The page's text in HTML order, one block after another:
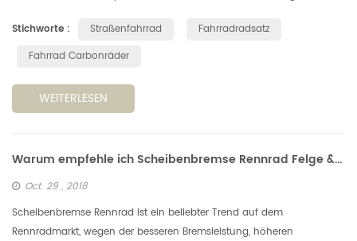
dem Umfang ein...
Stichworte : Straßenfahrrad
Fahrradradsatz
Fahrrad Carbonräder
WEITERLESEN
Warum empfehle ich Scheibenbremse Rennrad Felge & Rad
Oct. 29 , 2018
Scheibenbremse Rennrad ist ein beliebter Trend auf dem
Rennradmarkt, wegen der besseren Bremsleistung, höheren